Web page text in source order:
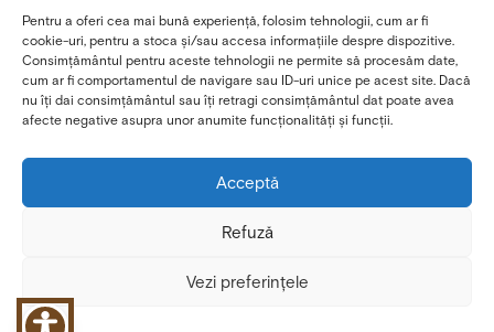
Pentru a oferi cea mai bună experiență, folosim tehnologii, cum ar fi
cookie-uri, pentru a stoca și/sau accesa informațiile despre dispozitive.
Consimțământul pentru aceste tehnologii ne permite să procesăm date,
cum ar fi comportamentul de navigare sau ID-uri unice pe acest site. Dacă
nu îți dai consimțământul sau îți retragi consimțământul dat poate avea
afecte negative asupra unor anumite funcționalități și funcții.
Acceptă
Refuză
Vezi preferințele
obligatoriu poziția oficială a Uniunii Europene sau a
Guvernului României“.Acest disclaimer nu se aplică
paginilor web ale Ministerului Investițiilor și
Proiectelor Europene și ale coordonatorilor de
© 2025 Toate drepturile rezervate focuspecopil.ro